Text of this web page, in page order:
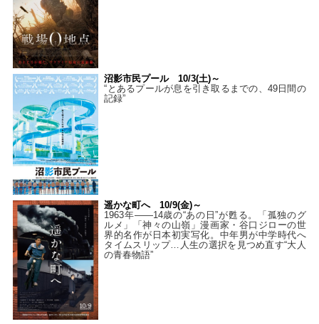
沼影市民プール 10/3(土)～
“とあるプールが息を引き取るまでの、49日間の
記録”
遥かな町へ 10/9(金)～
1963年――14歳の“あの日”が甦る。「孤独のグ
ルメ」「神々の山嶺」漫画家・谷口ジローの世
界的名作が日本初実写化。中年男が中学時代へ
タイムスリップ…人生の選択を見つめ直す“大人
の青春物語”